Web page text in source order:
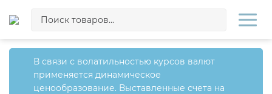
В связи с волатильностью курсов валют
применяется динамическое
ценообразование. Выставленные счета на